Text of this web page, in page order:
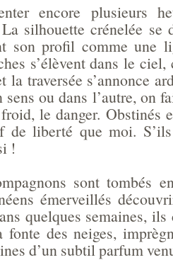
encore plusieurs
silhouette crénelée se
son profil comme une
s’élèvent dans le
la traversée s’annonce
ou dans l’autre, on
le danger. Obstinés
de liberté que moi.
!
sont tombés
émerveillés
quelques semaines,
fonte des neiges,
d’un subtil parfum